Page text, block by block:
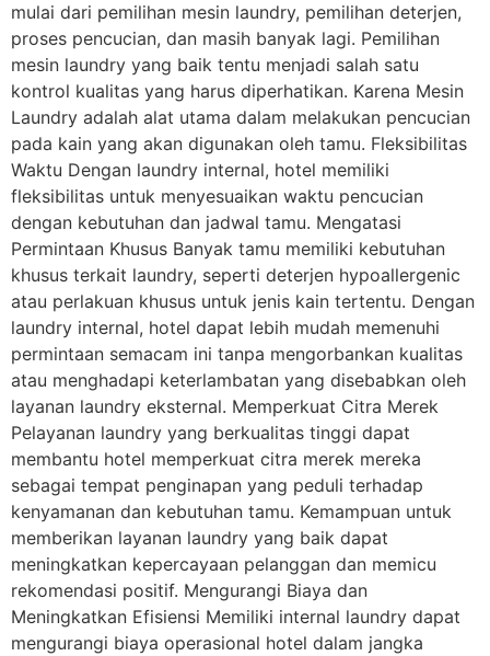
mulai dari pemilihan mesin laundry, pemilihan deterjen,
proses pencucian, dan masih banyak lagi. Pemilihan
mesin laundry yang baik tentu menjadi salah satu
kontrol kualitas yang harus diperhatikan. Karena Mesin
Laundry adalah alat utama dalam melakukan pencucian
pada kain yang akan digunakan oleh tamu. Fleksibilitas
Waktu Dengan laundry internal, hotel memiliki
fleksibilitas untuk menyesuaikan waktu pencucian
dengan kebutuhan dan jadwal tamu. Mengatasi
Permintaan Khusus Banyak tamu memiliki kebutuhan
khusus terkait laundry, seperti deterjen hypoallergenic
atau perlakuan khusus untuk jenis kain tertentu. Dengan
laundry internal, hotel dapat lebih mudah memenuhi
permintaan semacam ini tanpa mengorbankan kualitas
atau menghadapi keterlambatan yang disebabkan oleh
layanan laundry eksternal. Memperkuat Citra Merek
Pelayanan laundry yang berkualitas tinggi dapat
membantu hotel memperkuat citra merek mereka
sebagai tempat penginapan yang peduli terhadap
kenyamanan dan kebutuhan tamu. Kemampuan untuk
memberikan layanan laundry yang baik dapat
meningkatkan kepercayaan pelanggan dan memicu
rekomendasi positif. Mengurangi Biaya dan
Meningkatkan Efisiensi Memiliki internal laundry dapat
mengurangi biaya operasional hotel dalam jangka